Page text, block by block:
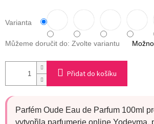
Varianta
Můžeme doručit do: Zvolte variantu
Přidat do košíku
Parfém Oude Eau de Parfum 100ml